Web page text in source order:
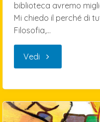
biblioteca avremo
Mi chiedo il perché di
Filosofia,…
Vedi "Universo:
e